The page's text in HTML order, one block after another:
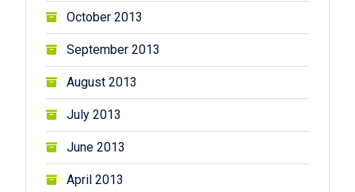
October 2013
September 2013
August 2013
July 2013
June 2013
April 2013